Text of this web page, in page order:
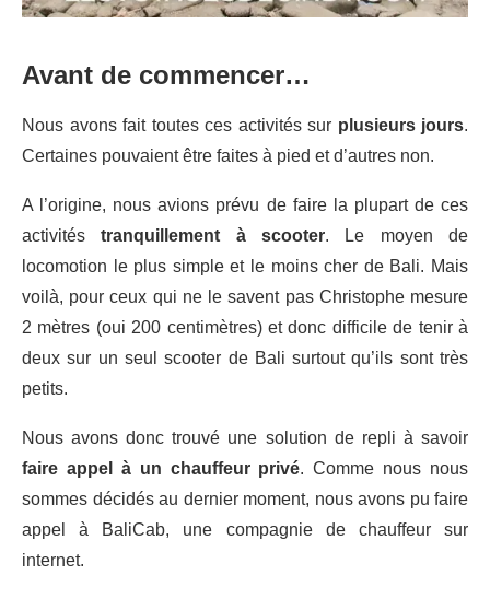
Avant de commencer…
Nous avons fait toutes ces activités sur plusieurs jours.
Certaines pouvaient être faites à pied et d’autres non.
A l’origine, nous avions prévu de faire la plupart de ces
activitéstranquillement à scooter. Le moyen de
locomotion le plus simple et le moins cher de Bali. Mais
voilà, pour ceux qui ne le savent pas Christophe mesure
2 mètres (oui 200 centimètres) et donc difficile de tenir à
deux sur un seul scooter de Bali surtout qu’ils sont très
petits.
Nous avons donc trouvé une solution de repli à savoir
faire appel à un chauffeur privé. Comme nous nous
sommes décidés au dernier moment, nous avons pu faire
appel à BaliCab, une compagnie de chauffeur sur
internet.